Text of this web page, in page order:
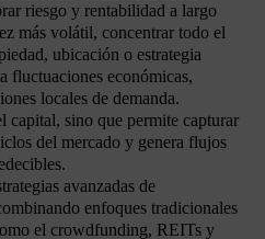
riesgo y rentabilidad a largo
más volátil, concentrar todo el
ubicación o estrategia
fluctuaciones económicas,
locales de demanda.
capital, sino que permite capturar
del mercado y genera flujos
avanzadas de
enfoques tradicionales
el crowdfunding, REITs y